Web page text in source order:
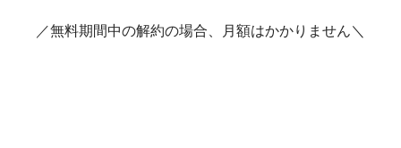
／無料期間中の解約の場合、月額はかかりません＼